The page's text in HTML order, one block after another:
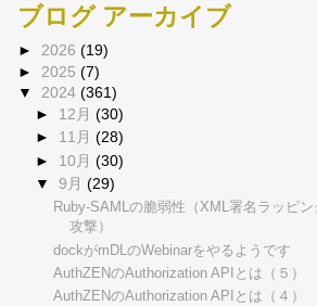
ブログ アーカイブ
► 2026 (19)
► 2025 (7)
▼ 2024 (361)
► 12月(30)
► 11月(28)
► 10月(30)
▼9月(29)
Ruby-SAMLの脆弱性（XML署名ラッピン
攻撃）
dockがmDLのWebinarをやるようです
AuthZENのAuthorization APIとは（５）
AuthZENのAuthorization APIとは（４）